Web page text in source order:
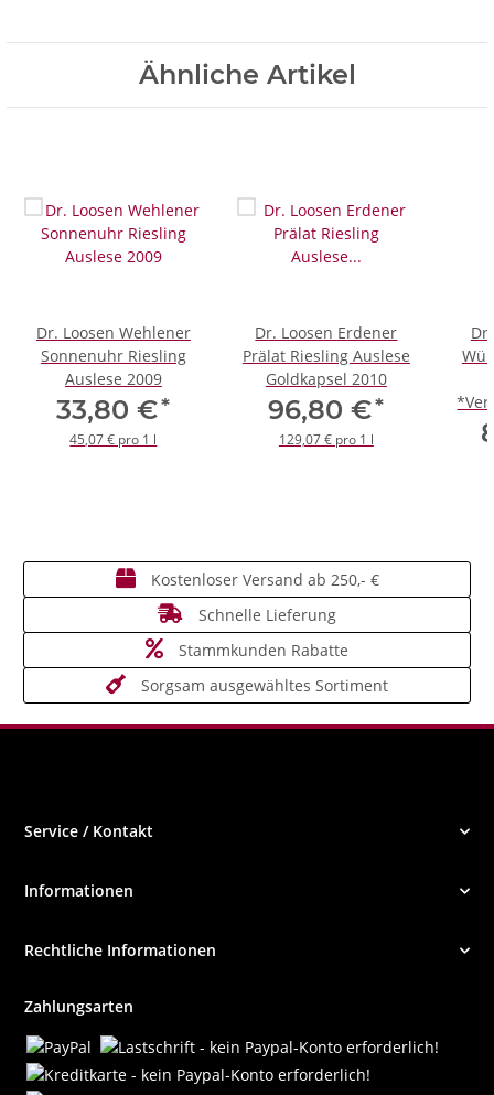
Ähnliche Artikel
Dr. Loosen Wehlener
Sonnenuhr Riesling
Auslese 2009
33,80 €*
45,07 € pro 1 l
Dr. Loosen Erdener
Prälat Riesling Auslese
Goldkapsel 2010
96,80 €*
129,07 € pro 1 l
Kostenloser Versand ab 250,- €
Schnelle Lieferung
Stammkunden Rabatte
Sorgsam ausgewähltes Sortiment
Service / Kontakt
Informationen
Rechtliche Informationen
Zahlungsarten